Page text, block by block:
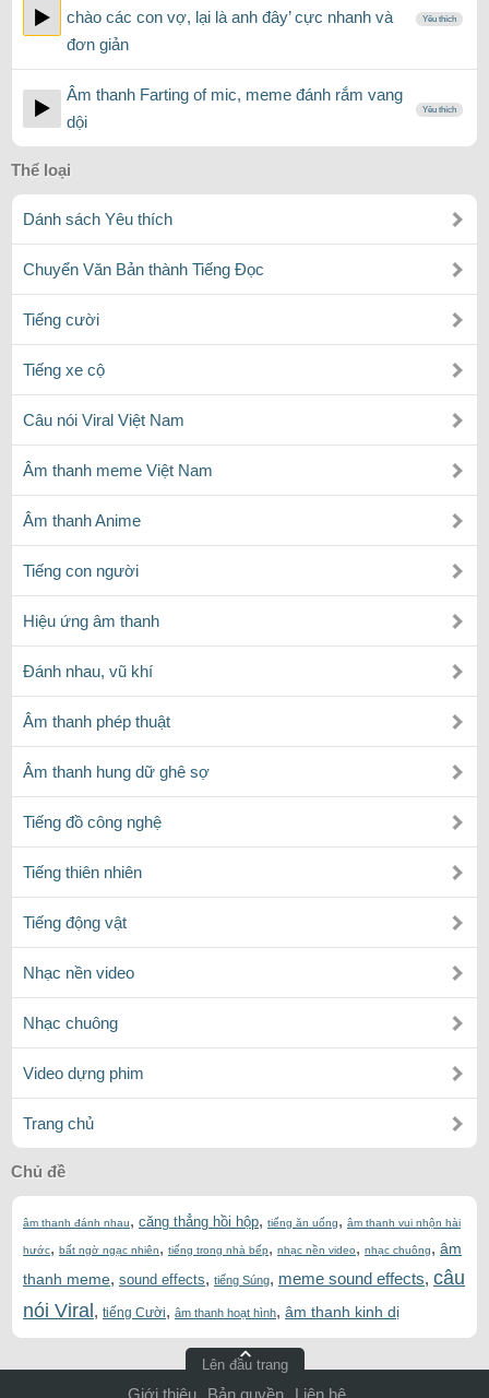
chào các con vợ, lại là anh đây’ cực nhanh và
đơn giản
Yêu thích
Âm thanh Farting of mic, meme đánh rắm vang
dội
Yêu thích
Thể loại
Dánh sách Yêu thích
Chuyển Văn Bản thành Tiếng Đọc
Tiếng cười
Tiếng xe cộ
Câu nói Viral Việt Nam
Âm thanh meme Việt Nam
Âm thanh Anime
Tiếng con người
Hiệu ứng âm thanh
Đánh nhau, vũ khí
Âm thanh phép thuật
Âm thanh hung dữ ghê sợ
Tiếng đồ công nghệ
Tiếng thiên nhiên
Tiếng động vật
Nhạc nền video
Nhạc chuông
Video dựng phim
Trang chủ
Chủ đề
âm thanh đánh nhau, căng thẳng hồi hộp, tiếng ăn uống, âm thanh vui nhộn hài
hước, bất ngờ ngạc nhiên, tiếng trong nhà bếp, nhạc nền video, nhạc chuông, âm
thanh meme, sound effects, tiếng Súng, meme sound effects, câu
nói Viral , tiếng Cười, âm thanh hoạt hình, âm thanh kinh dị
Lên đầu trang
Giới thiệu Bản quyền Liên hệ